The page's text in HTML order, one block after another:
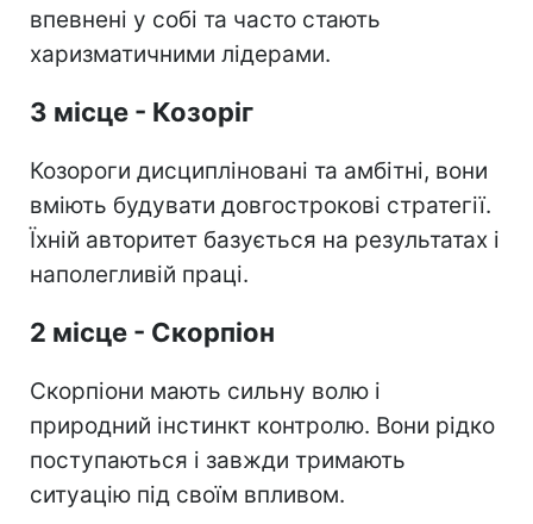
впевнені у собі та часто стають
харизматичними лідерами.
3 місце - Козоріг
Козороги дисципліновані та амбітні, вони
вміють будувати довгострокові стратегії.
Їхній авторитет базується на результатах і
наполегливій праці.
2 місце - Скорпіон
Скорпіони мають сильну волю і
природний інстинкт контролю. Вони рідко
поступаються і завжди тримають
ситуацію під своїм впливом.